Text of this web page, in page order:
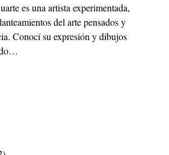
es una artista experimentada,
del arte pensados y
Conocí su expresión y dibujos